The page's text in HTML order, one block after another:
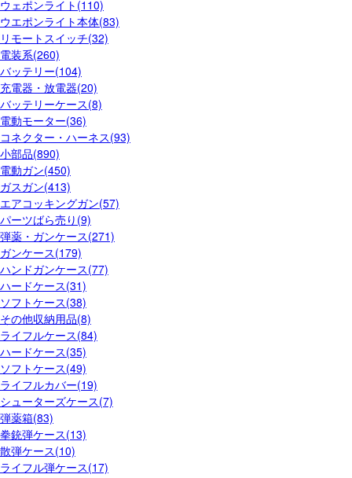
ウェポンライト(110)
ウエポンライト本体(83)
リモートスイッチ(32)
電装系(260)
バッテリー(104)
充電器・放電器(20)
バッテリーケース(8)
電動モーター(36)
コネクター・ハーネス(93)
小部品(890)
電動ガン(450)
ガスガン(413)
エアコッキングガン(57)
パーツばら売り(9)
弾薬・ガンケース(271)
ガンケース(179)
ハンドガンケース(77)
ハードケース(31)
ソフトケース(38)
その他収納用品(8)
ライフルケース(84)
ハードケース(35)
ソフトケース(49)
ライフルカバー(19)
シューターズケース(7)
弾薬箱(83)
拳銃弾ケース(13)
散弾ケース(10)
ライフル弾ケース(17)